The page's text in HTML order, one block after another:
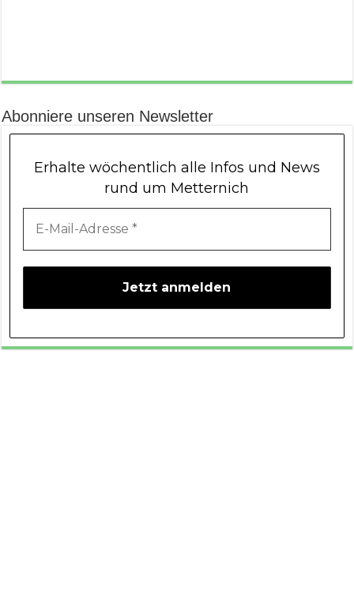
Abonniere unseren Newsletter
Erhalte wöchentlich alle Infos und News
rund um Metternich